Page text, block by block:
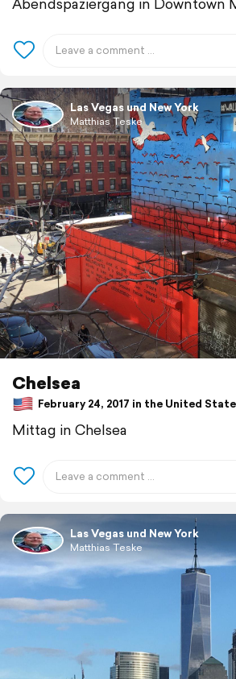
Las Vegas und New York
Matthias Teske
Chelsea
February 24, 2017 in the United
Mittag in Chelsea
Las Vegas und New York
Matthias Teske